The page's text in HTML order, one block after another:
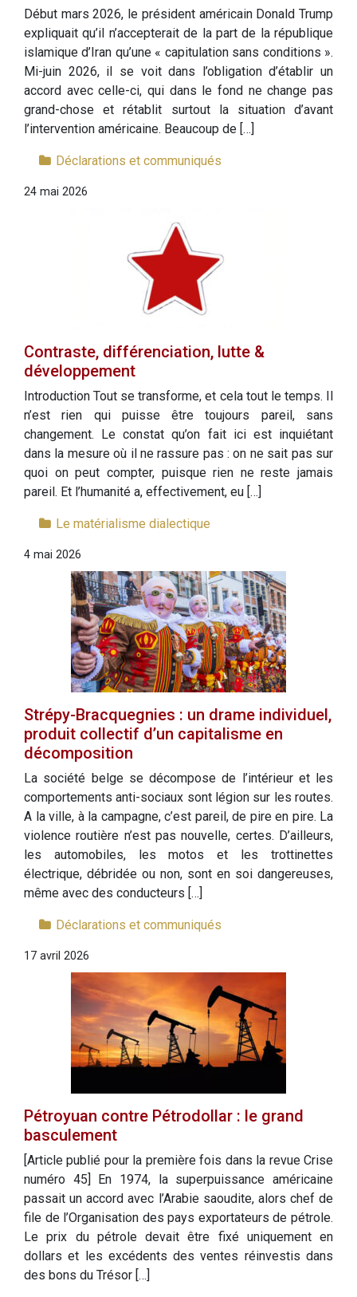
Début mars 2026, le président américain Donald Trump
expliquait qu’il n’accepterait de la part de la république
islamique d’Iran qu’une « capitulation sans conditions ».
Mi-juin 2026, il se voit dans l’obligation d’établir un
accord avec celle-ci, qui dans le fond ne change pas
grand-chose et rétablit surtout la situation d’avant
l’intervention américaine. Beaucoup de […]
Déclarations et communiqués
24 mai 2026
Contraste, différenciation, lutte &
développement
Introduction Tout se transforme, et cela tout le temps. Il
n’est rien qui puisse être toujours pareil, sans
changement. Le constat qu’on fait ici est inquiétant
dans la mesure où il ne rassure pas : on ne sait pas sur
quoi on peut compter, puisque rien ne reste jamais
pareil. Et l’humanité a, effectivement, eu […]
Le matérialisme dialectique
4 mai 2026
Strépy-Bracquegnies : un drame individuel,
produit collectif d’un capitalisme en
décomposition
La société belge se décompose de l’intérieur et les
comportements anti-sociaux sont légion sur les routes.
A la ville, à la campagne, c’est pareil, de pire en pire. La
violence routière n’est pas nouvelle, certes. D’ailleurs,
les automobiles, les motos et les trottinettes
électrique, débridée ou non, sont en soi dangereuses,
même avec des conducteurs […]
Déclarations et communiqués
17 avril 2026
Pétroyuan contre Pétrodollar : le grand
basculement
[Article publié pour la première fois dans la revue Crise
numéro 45] En 1974, la superpuissance américaine
passait un accord avec l’Arabie saoudite, alors chef de
file de l’Organisation des pays exportateurs de pétrole.
Le prix du pétrole devait être fixé uniquement en
dollars et les excédents des ventes réinvestis dans
des bons du Trésor […]